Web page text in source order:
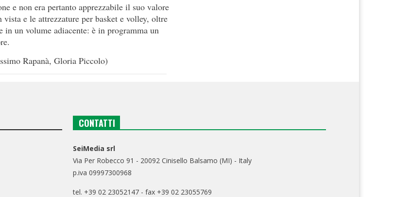
e non era pertanto apprezzabile il suo valore
e le attrezzature per basket e volley, oltre
in un volume adiacente: è in programma un
Rapanà, Gloria Piccolo)
CONTATTI
SeiMedia srl
Via Per Robecco 91 - 20092 Cinisello Balsamo (MI) - Italy
p.iva 09997300968
tel. +39 02 23052147 - fax +39 02 23055769